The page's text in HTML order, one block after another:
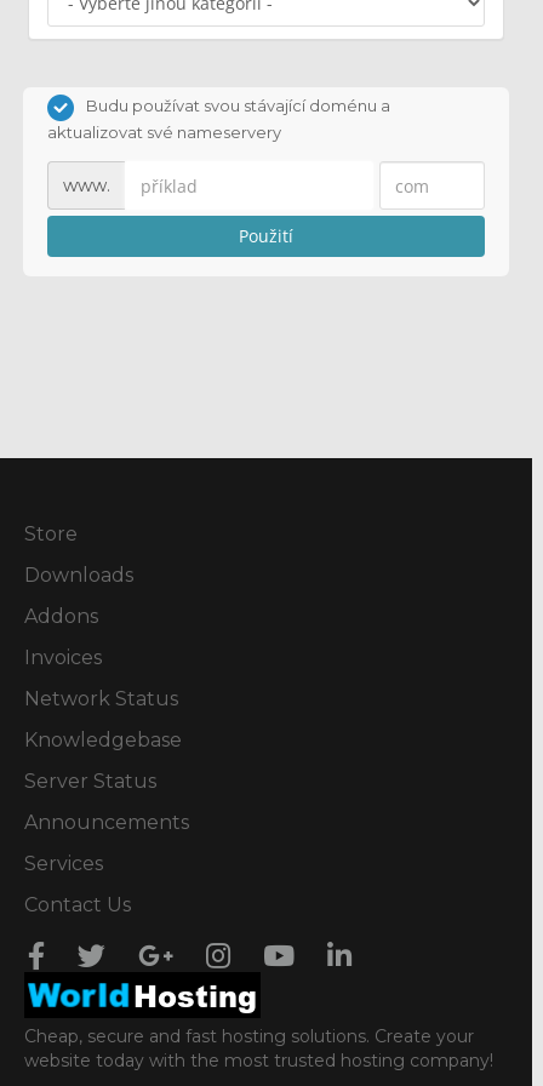
Budu používat svou stávající doménu a
aktualizovat své nameservery
www.
Použití
Store
Downloads
Addons
Invoices
Network Status
Knowledgebase
Server Status
Announcements
Services
Contact Us
Cheap, secure and fast hosting solutions. Create your
website today with the most trusted hosting company!